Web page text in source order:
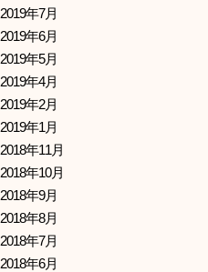
2019年7月
2019年6月
2019年5月
2019年4月
2019年2月
2019年1月
2018年11月
2018年10月
2018年9月
2018年8月
2018年7月
2018年6月